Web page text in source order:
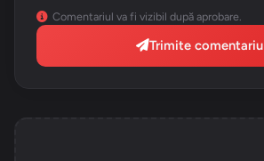
Comentariul va fi vizibil după aprobare.
Trimite comentariu